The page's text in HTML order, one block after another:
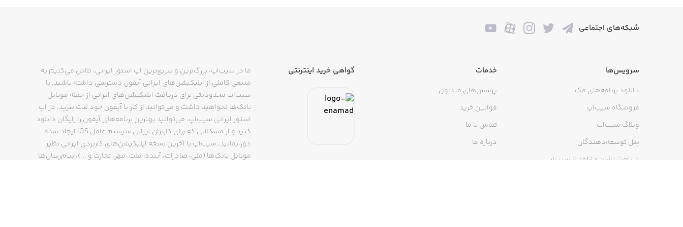
موسیقی متن فوق‌العاده (برنده جایزه)
آموزش نصب بازی Kenshō روی گوشی آیفون
اگر از کاربران یکی از محصولات اپل هستید، می‌توانید به راحتی و با کمک معتبرترین اپ استور داخلی این بازی را روی دستگاه خود نصب کنید. شما
می‌توانید با نصب اپلیکیشن استور سیب اپ به آرشیو گسترده‌ای از بازی‌ها و برنامه‌های رایگان و پولی موجود در اپ استور دسترسی داشته باشید.
نحوه نصب این بازی نیز مانند تمام برنامه‌ها و بازی‌های دیگر خواهد بود و تنها با چند حرکت و کلیک امکان‌پذیر است.
شبکه‌های اجتماعی
سرویس‌ها
دانلود برنامه‌های مک
فروشگاه سیب‌اپ
وبلاگ سیب‌اپ
پنل توسعه‌دهندگان
دریافت نشان دانلود از سیب‌اپ
خدمات
پرسش‌های متداول
قوانین خرید
تماس با ما
درباره ما
گواهی خرید اینترنتی
ما در سیب‌اپ، بزرگ‌ترین و سریع‌ترین اپ استور ایرانی، تلاش می‌کنیم به
منبعی کاملی از اپلیکیشن‌های ایرانی آیفون دسترسی داشته باشید. با
سیب‌اپ محدودیتی برای دریافت اپلیکیشن‌های ایرانی از جمله موبایل
بانک‌ها نخواهید داشت و می‌توانید از کار با آیفون خود لذت ببرید. در اپ
استور ایرانی سیب‌اپ، می‌توانید بهترین برنامه‌های آیفون را رایگان دانلود
کنید و از مشکلاتی که برای کاربران ایرانی سیستم عامل iOS ایجاد شده
دور بمانید. سیب‌اپ با آخرین نسخه اپلیکیشن‌های کاربردی ایرانی نظیر
موبایل بانک‌ها (ملی، صادرات، آینده، ملت، مهر، تجارت و ...)، پیام‌رسان‌ها